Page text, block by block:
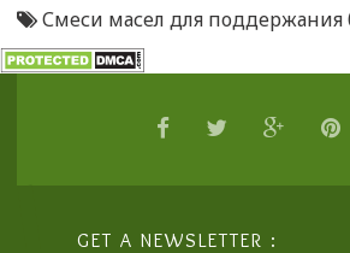
Смеси масел для поддержания
GET A NEWSLETTER :